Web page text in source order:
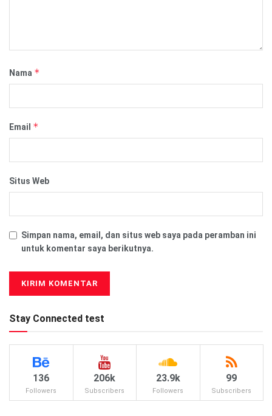
Nama *
Email *
Situs Web
Simpan nama, email, dan situs web saya pada peramban ini
untuk komentar saya berikutnya.
Stay Connected test
136
Followers
206k
Subscribers
23.9k
Followers
99
Subscribers